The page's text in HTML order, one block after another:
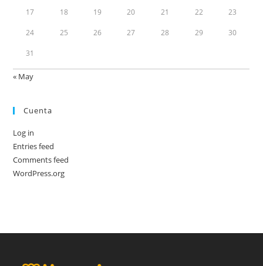
17 18 19 20 21 22 23
24 25 26 27 28 29 30
31
« May
Cuenta
Log in
Entries feed
Comments feed
WordPress.org